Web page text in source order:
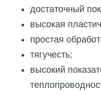
достаточный
высокая
простая
тягучесть;
высокий